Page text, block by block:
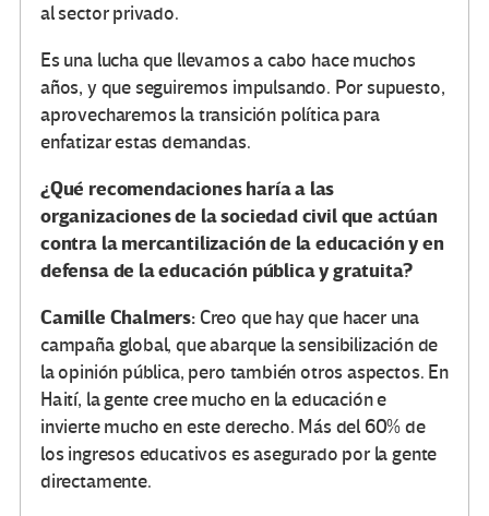
al sector privado.
Es una lucha que llevamos a cabo hace muchos
años, y que seguiremos impulsando. Por supuesto,
aprovecharemos la transición política para
enfatizar estas demandas.
¿Qué recomendaciones haría a las
organizaciones de la sociedad civil que actúan
contra la mercantilización de la educación y en
defensa de la educación pública y gratuita?
Camille Chalmers:Creo que hay que hacer una
campaña global, que abarque la sensibilización de
la opinión pública, pero también otros aspectos. En
Haití, la gente cree mucho en la educación e
invierte mucho en este derecho. Más del 60% de
los ingresos educativos es asegurado por la gente
directamente.